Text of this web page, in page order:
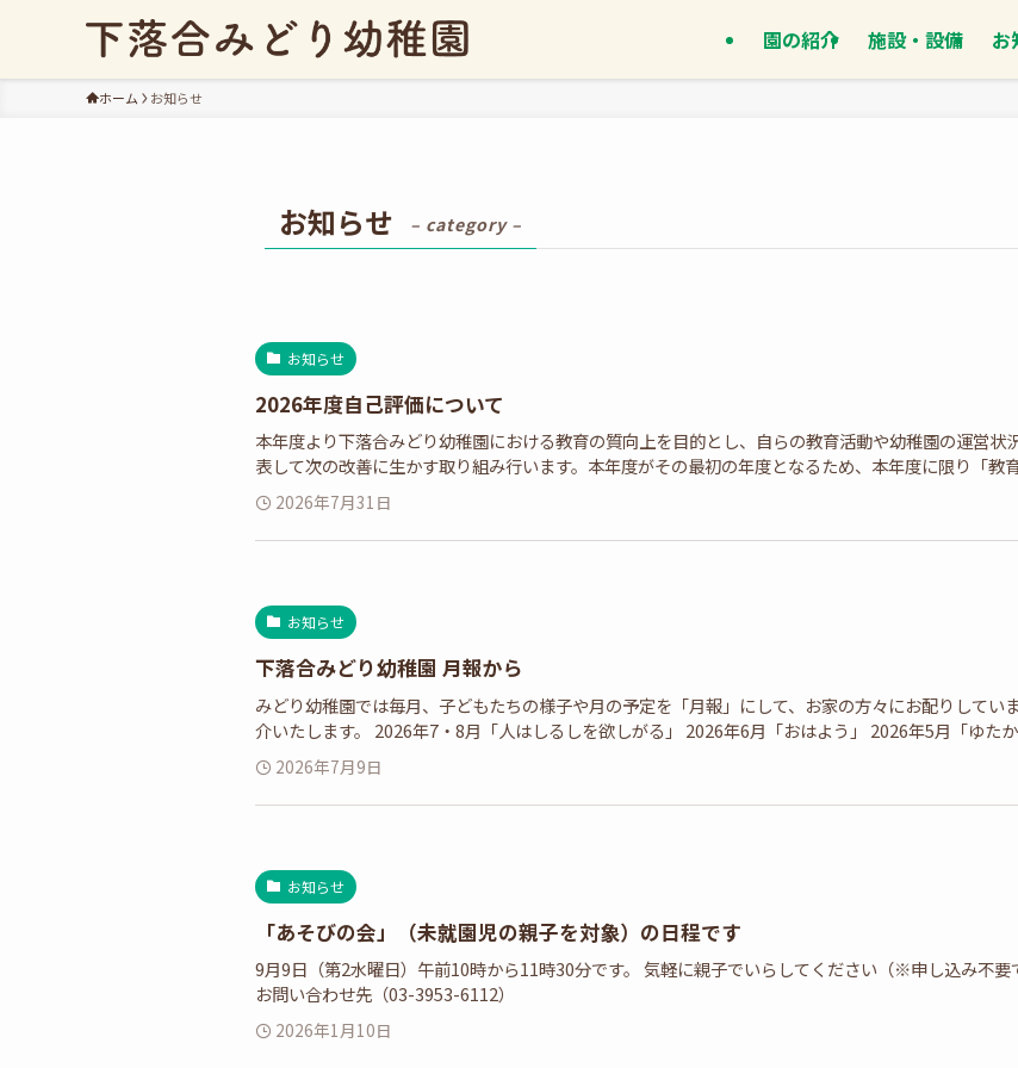
園の紹介 施設・設備 お
ホーム お知らせ
お知らせ – category –
お知らせ
2026年度自己評価について
本年度より下落合みどり幼稚園における教育の質向上を目的とし、自らの教育活動や幼稚園の運営
表して次の改善に生かす取り組み行います。本年度がその最初の年度となるため、本年度に限り「教
2026年7月31日
お知らせ
下落合みどり幼稚園 月報から
みどり幼稚園では毎月、子どもたちの様子や月の予定を「月報」にして、お家の方々にお配りしてい
介いたします。 2026年7・8月「人はしるしを欲しがる」 2026年6月「おはよう」 2026年5月「ゆた
2026年7月9日
お知らせ
「あそびの会」（未就園児の親子を対象）の日程です
9月9日（第2水曜日）午前10時から11時30分です。 気軽に親子でいらしてください（※申し込み不要
お問い合わせ先（03-3953-6112）
2026年1月10日